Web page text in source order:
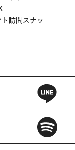
訪問スナッ